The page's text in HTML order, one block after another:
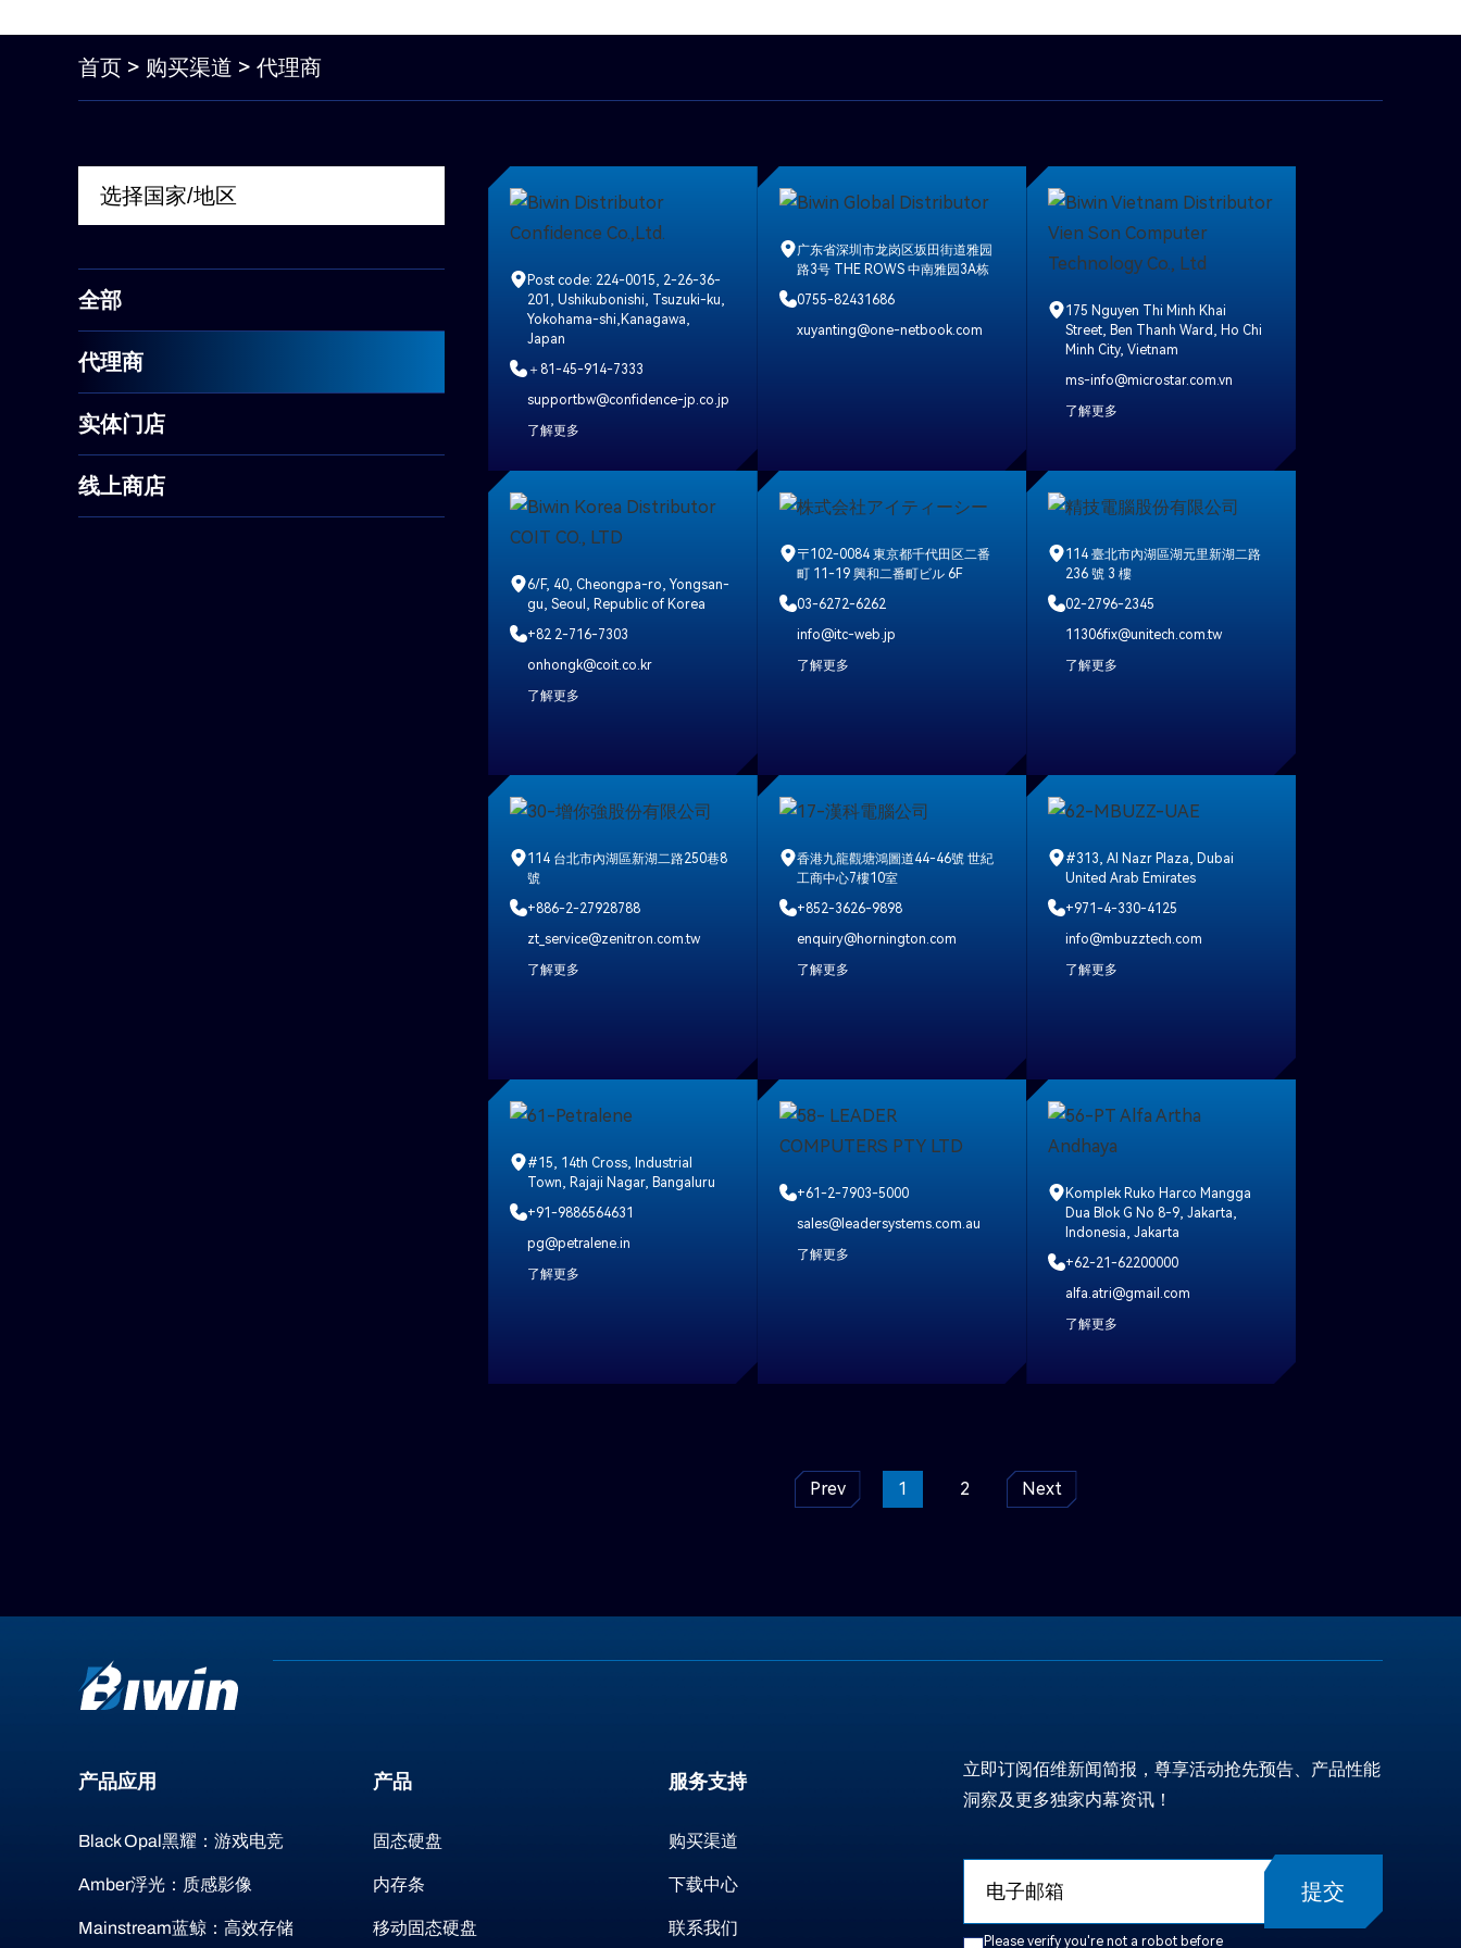
首页 > 购买渠道 > 代理商
全部
代理商
实体门店
线上商店
Post code: 224-0015, 2-26-36-
201, Ushikubonishi, Tsuzuki-ku,
Yokohama-shi,Kanagawa,
Japan
＋81-45-914-7333
supportbw@confidence-jp.co.jp
了解更多
广东省深圳市龙岗区坂田街道雅园
路3号 THE ROWS 中南雅园3A栋
0755-82431686
xuyanting@one-netbook.com
175 Nguyen Thi Minh Khai
Street, Ben Thanh Ward, Ho Chi
Minh City, Vietnam
ms-info@microstar.com.vn
了解更多
6/F, 40, Cheongpa-ro, Yongsan-
gu, Seoul, Republic of Korea
+82 2-716-7303
onhongk@coit.co.kr
了解更多
〒102-0084 東京都千代田区二番
町 11-19 興和二番町ビル 6F
03-6272-6262
info@itc-web.jp
了解更多
114 臺北市內湖區湖元里新湖二路
236 號 3 樓
02-2796-2345
11306fix@unitech.com.tw
了解更多
114 台北市內湖區新湖二路250巷8
號
+886-2-27928788
zt_service@zenitron.com.tw
了解更多
香港九龍觀塘鴻圖道44-46號 世紀
工商中心7樓10室
+852-3626-9898
enquiry@hornington.com
了解更多
#313, Al Nazr Plaza, Dubai
United Arab Emirates
+971-4-330-4125
info@mbuzztech.com
了解更多
#15, 14th Cross, Industrial
Town, Rajaji Nagar, Bangaluru
+91-9886564631
pg@petralene.in
了解更多
+61-2-7903-5000
sales@leadersystems.com.au
了解更多
Komplek Ruko Harco Mangga
Dua Blok G No 8-9, Jakarta,
Indonesia, Jakarta
+62-21-62200000
alfa.atri@gmail.com
了解更多
Prev 1 2 Next
产品应用
Black Opal黑耀：游戏电竞
Amber浮光：质感影像
Mainstream蓝鲸：高效存储
产品
固态硬盘
内存条
移动固态硬盘
服务支持
购买渠道
下载中心
联系我们
立即订阅佰维新闻简报，尊享活动抢先预告、产品性能
洞察及更多独家内幕资讯！
Please verify you're not a robot before
提交